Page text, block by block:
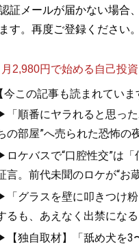
証メールが届かない場合
す。再度ご登録ください。
2,980円で始める自己投
【今この記事も読まれていま
「順番にヤラれると思っ
の部屋”へ売られた恐怖の
ロケバスで“口腔性交”は
言。前代未聞のロケが“お
「グラスを壁に叩きつけ粉
るも、あえなく出禁にな
【独自取材】「舐め犬を3